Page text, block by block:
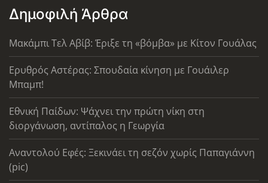
Δημοφιλή Άρθρα
Μακάμπι Τελ Αβίβ: Έριξε τη «βόμβα» με Κίτον Γουάλας
Ερυθρός Αστέρας: Σπουδαία κίνηση με Γουάιλερ
Μπαμπ!
Εθνική Παίδων: Ψάχνει την πρώτη νίκη στη
διοργάνωση, αντίπαλος η Γεωργία
Αναντολού Εφές: Ξεκινάει τη σεζόν χωρίς Παπαγιάννη
(pic)